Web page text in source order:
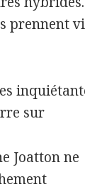
prennent
sur
Joatton ne